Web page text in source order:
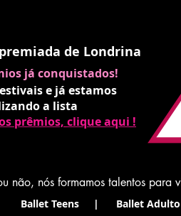
de Londrina
já conquistados!
e já estamos
a lista
prêmios, clique aqui !
não, nós formamos talentos para
Teens | Ballet Adulto